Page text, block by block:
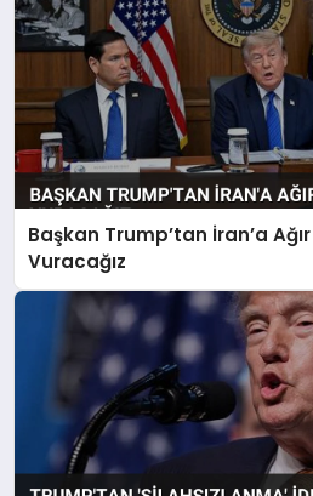
Başkan Trump’tan İran’a
Vuracağız